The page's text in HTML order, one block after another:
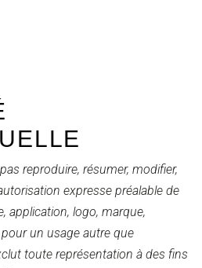
reproduire, résumer, modifier,
expresse préalable de
application, logo, marque,
un usage autre que
toute représentation à des fins